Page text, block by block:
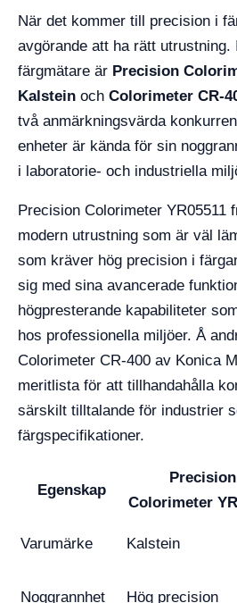
När det kommer till precision i
avgörande att ha rätt utrustning.
färgmätare är Precision
Kalstein och Colorimeter CR-
två anmärkningsvärda
enheter är kända för sin
i laboratorie- och industriella
Precision Colorimeter YR05511
modern utrustning som är väl
som kräver hög precision i
sig med sina avancerade
högpresterande kapabiliteter
hos professionella miljöer. Å
Colorimeter CR-400 av Konica
meritlista för att tillhandahålla
särskilt tilltalande för industrier
färgspecifikationer.
Egenskap
Precision
Colorimeter
Varumärke Kalstein
Noggrannhet Hög precision